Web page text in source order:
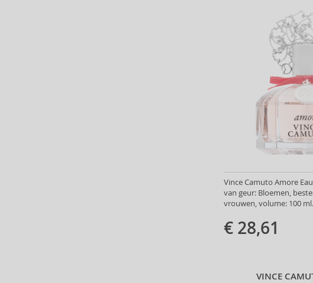
Vince Camuto Amore
van geur: Bloemen,
vrouwen, volume: 100 ml.
€ 28,61
VINCE